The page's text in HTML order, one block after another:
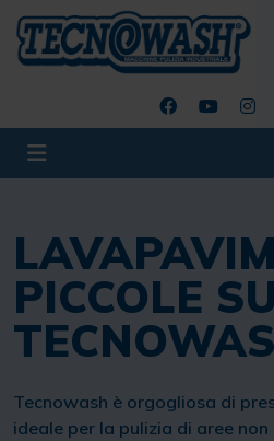
PICCOLE
Tecnowash è orgogliosa di
ideale per la pulizia di aree